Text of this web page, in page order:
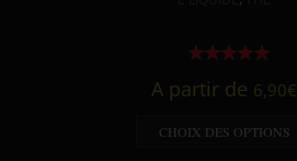
A partir de 6,90€
CHOIX DES OPTIONS